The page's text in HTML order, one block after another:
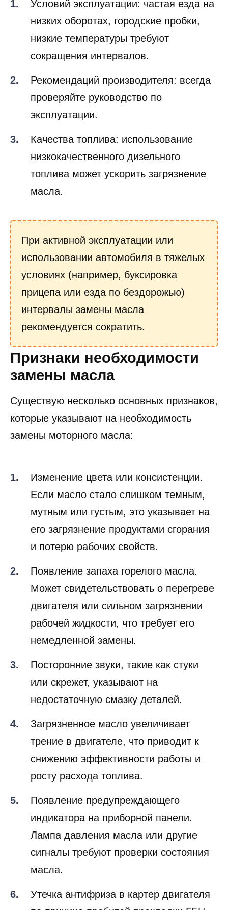
Условий эксплуатации: частая езда на
низких оборотах, городские пробки,
низкие температуры требуют
сокращения интервалов.
Рекомендаций производителя: всегда
проверяйте руководство по
эксплуатации.
Качества топлива: использование
низкокачественного дизельного
топлива может ускорить загрязнение
масла.
При активной эксплуатации или
использовании автомобиля в тяжелых
условиях (например, буксировка
прицепа или езда по бездорожью)
интервалы замены масла
рекомендуется сократить.
Признаки необходимости
замены масла
Существую несколько основных признаков,
которые указывают на необходимость
замены моторного масла:
Изменение цвета или консистенции.
Если масло стало слишком темным,
мутным или густым, это указывает на
его загрязнение продуктами сгорания
и потерю рабочих свойств.
Появление запаха горелого масла.
Может свидетельствовать о перегреве
двигателя или сильном загрязнении
рабочей жидкости, что требует его
немедленной замены.
Посторонние звуки, такие как стуки
или скрежет, указывают на
недостаточную смазку деталей.
Загрязненное масло увеличивает
трение в двигателе, что приводит к
снижению эффективности работы и
росту расхода топлива.
Появление предупреждающего
индикатора на приборной панели.
Лампа давления масла или другие
сигналы требуют проверки состояния
масла.
Утечка антифриза в картер двигателя